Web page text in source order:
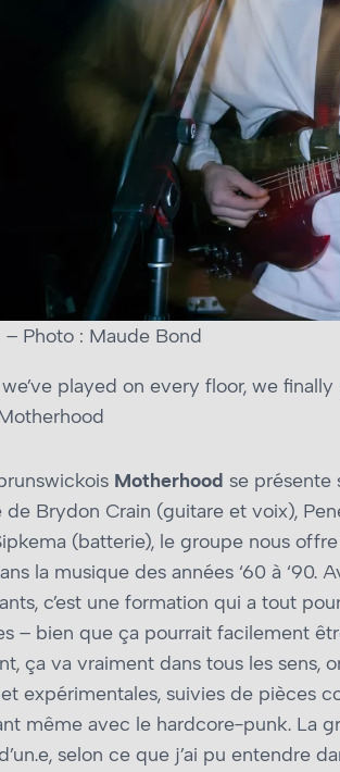
Photo : Maude Bond
played on every floor, we
Motherhood se présente
de Brydon Crain (guitare et voix),
(batterie), le groupe nous
la musique des années ‘60 à
c’est une formation qui a tout
– bien que ça pourrait facilement
ça va vraiment dans tous les sens,
expérimentales, suivies de pièces
même avec le hardcore-punk. La
selon ce que j’ai pu entendre